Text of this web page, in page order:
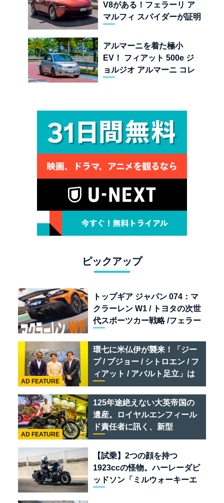
V8がある！フェラーリ ア
マルフィ スパイダーが証明
ーの至福
アルマーニを着た極小
EV！ フィアット 500e ジ
ョルジオ アルマーニ コレ
ピックアップ
トップギア ジャパン 074：マ
クラーレン W1 / トヨタの次世
代スポーツカー戦略 /フェラー
リオ /ベントレー スーパース
ポーツ
環七に米仏伊が襲来！「ジー
プ / プジョー / シトロエン / フ
ィアット / アバルト足立」は
クルマのセレクトショップで
ある
AD FEATURE
125年途絶えない大英帝国の
遺産。ロイヤルエンフィール
ド責任者に訊く、新型
「BULLET 650」と“時間の
質”を愛する理由
AD FEATURE
【試乗】2つの顔を持つ
1923ccの怪物。ハーレーダビ
ッドソン「ミルウォーキーエ